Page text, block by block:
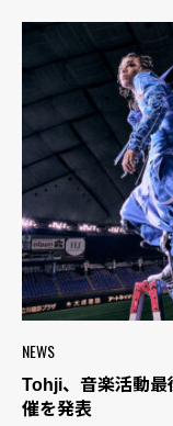
NEWS
Tohji、音楽活動最
催を発表